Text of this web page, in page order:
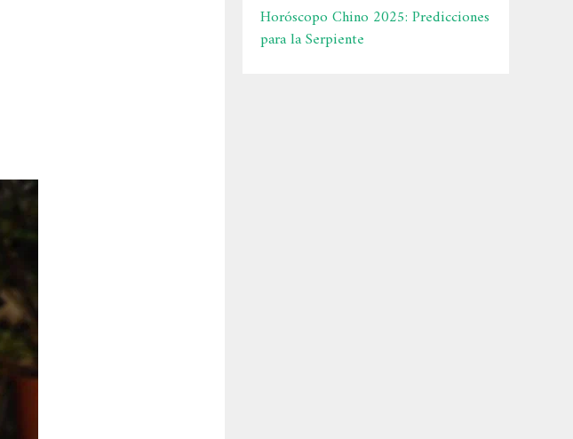
Horóscopo Chino 2025: Predicciones
para la Serpiente